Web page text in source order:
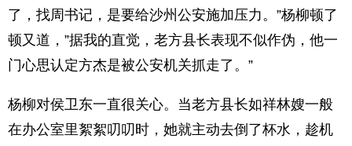
了，找周书记，是要给沙州公安施加压力。”杨柳顿了
顿又道，”据我的直觉，老方县长表现不似作伪，他一
门心思认定方杰是被公安机关抓走了。”
杨柳对侯卫东一直很关心。当老方县长如祥林嫂一般
在办公室里絮絮叨叨时，她就主动去倒了杯水，趁机